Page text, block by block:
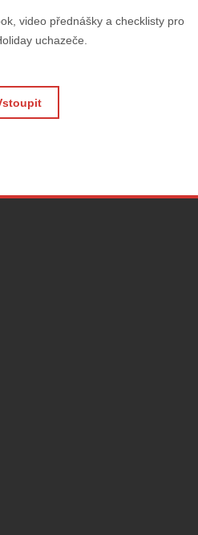
video přednášky a checklisty pro
uchazeče.